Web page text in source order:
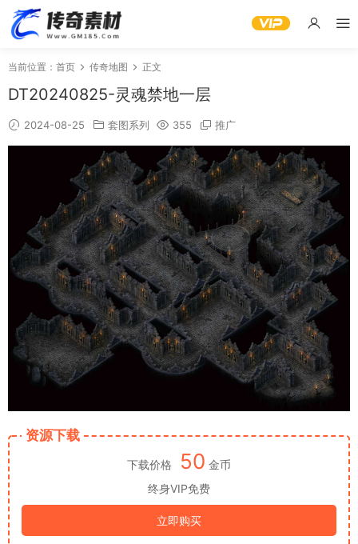
当前位置： 首页 传奇地图 正文
DT20240825-灵魂禁地一层
2024-08-25 套图系列 355 推广
资源下载
下载价格 50 金币
终身VIP免费
立即购买